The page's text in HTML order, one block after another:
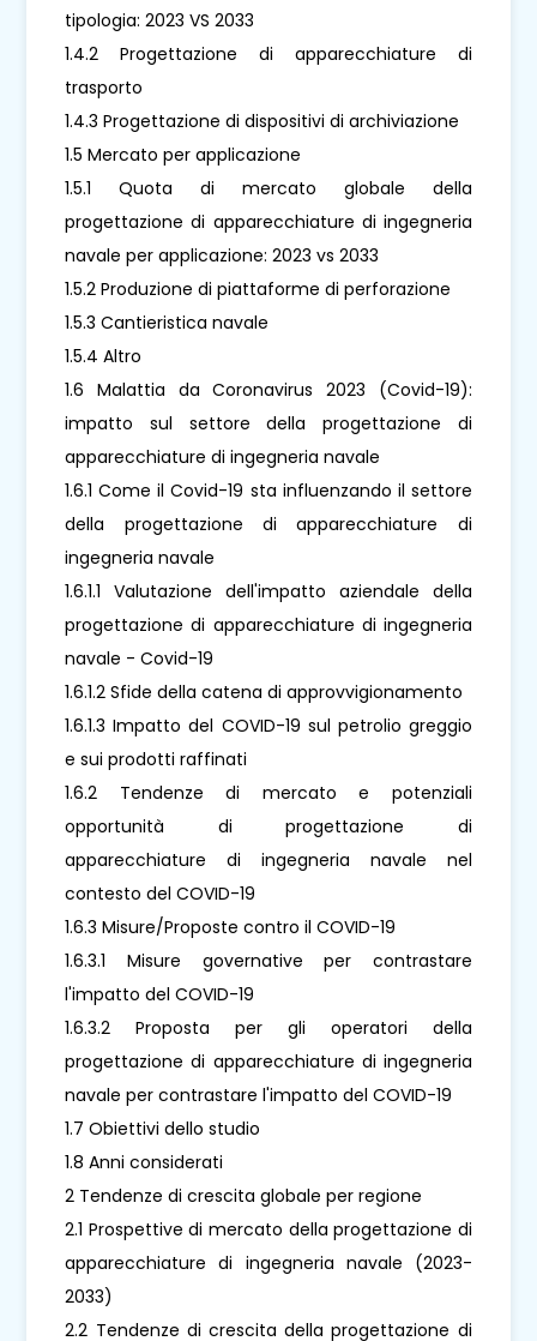
tipologia: 2023 VS 2033
1.4.2 Progettazione di apparecchiature di
trasporto
1.4.3 Progettazione di dispositivi di archiviazione
1.5 Mercato per applicazione
1.5.1 Quota di mercato globale della
progettazione di apparecchiature di ingegneria
navale per applicazione: 2023 vs 2033
1.5.2 Produzione di piattaforme di perforazione
1.5.3 Cantieristica navale
1.5.4 Altro
1.6 Malattia da Coronavirus 2023 (Covid-19):
impatto sul settore della progettazione di
apparecchiature di ingegneria navale
1.6.1 Come il Covid-19 sta influenzando il settore
della progettazione di apparecchiature di
ingegneria navale
1.6.1.1 Valutazione dell'impatto aziendale della
progettazione di apparecchiature di ingegneria
navale - Covid-19
1.6.1.2 Sfide della catena di approvvigionamento
1.6.1.3 Impatto del COVID-19 sul petrolio greggio
e sui prodotti raffinati
1.6.2 Tendenze di mercato e potenziali
opportunità di progettazione di
apparecchiature di ingegneria navale nel
contesto del COVID-19
1.6.3 Misure/Proposte contro il COVID-19
1.6.3.1 Misure governative per contrastare
l'impatto del COVID-19
1.6.3.2 Proposta per gli operatori della
progettazione di apparecchiature di ingegneria
navale per contrastare l'impatto del COVID-19
1.7 Obiettivi dello studio
1.8 Anni considerati
2 Tendenze di crescita globale per regione
2.1 Prospettive di mercato della progettazione di
apparecchiature di ingegneria navale (2023-
2033)
2.2 Tendenze di crescita della progettazione di